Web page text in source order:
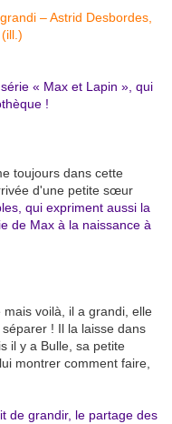
« Max et Lapin », qui
!
toujours dans cette
d'une petite sœur
qui expriment aussi la
de Max à la naissance à
voilà, il a grandi, elle
! Il la laisse dans
il y a Bulle, sa petite
montrer comment faire,
de grandir, le partage des